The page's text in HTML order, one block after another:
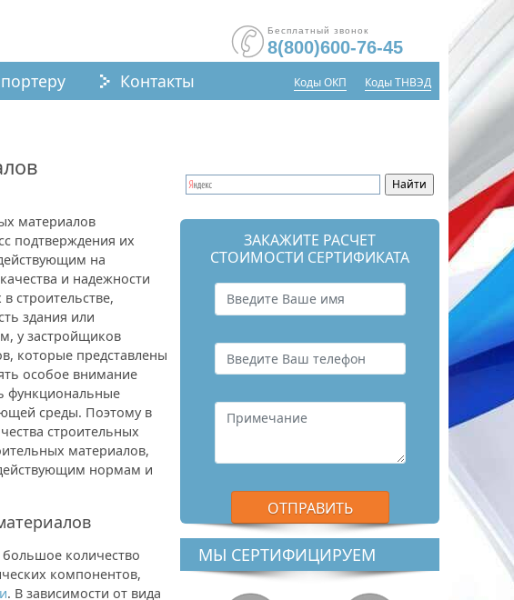
Бесплатный звонок
8(800)600-76-45
Контакты Коды ОКП Коды ТНВЭД
материалов
подтверждения их
на
и надежности
строительстве,
здания или
у застройщиков
которые представлены
особое внимание
функциональные
среды. Поэтому в
строительных
материалов,
нормам и
количество
компонентов,
. В зависимости от вида
ЗАКАЖИТЕ РАСЧЕТ
СТОИМОСТИ СЕРТИФИКАТА
МЫ СЕРТИФИЦИРУЕМ